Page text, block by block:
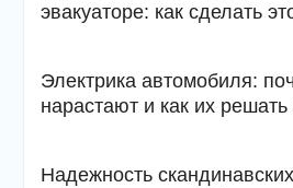
эвакуаторе: как сделать
Электрика автомобиля:
нарастают и как их
Надежность